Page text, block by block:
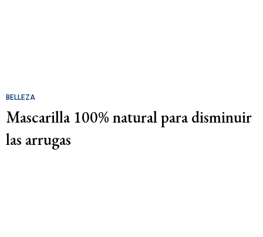
BELLEZA
Mascarilla 100% natural para disminuir
las arrugas